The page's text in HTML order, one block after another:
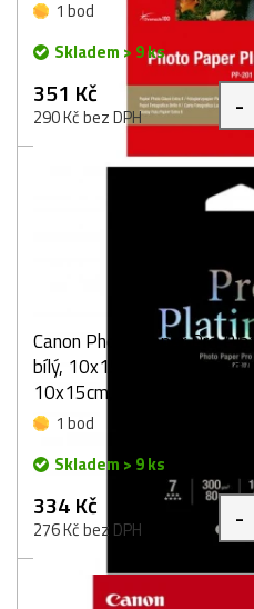
1 bod
Skladem > 9 ks
351 Kč
290 Kč bez DPH -
Canon Photo Paper Pro
bílý, 10x15cm, 4x6", 300
10x15cm, inkoustový
1 bod
Skladem > 9 ks
334 Kč
276 Kč bez DPH -